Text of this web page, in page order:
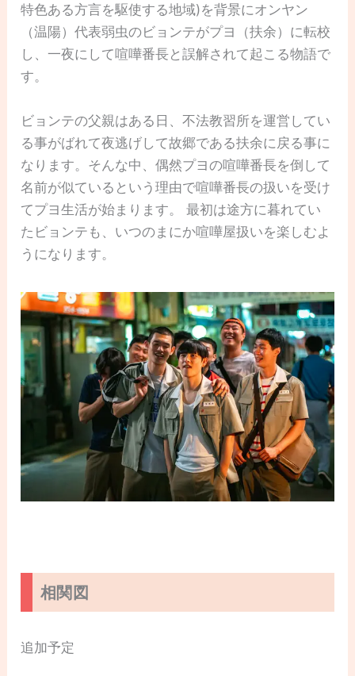
特色ある方言を駆使する地域)を背景にオンヤン
（温陽）代表弱虫のビョンテがプヨ（扶余）に転校
し、一夜にして喧嘩番長と誤解されて起こる物語で
す。
ビョンテの父親はある日、不法教習所を運営してい
る事がばれて夜逃げして故郷である扶余に戻る事に
なります。そんな中、偶然プヨの喧嘩番長を倒して
名前が似ているという理由で喧嘩番長の扱いを受け
てプヨ生活が始まります。 最初は途方に暮れてい
たビョンテも、いつのまにか喧嘩屋扱いを楽しむよ
うになります。
相関図
追加予定